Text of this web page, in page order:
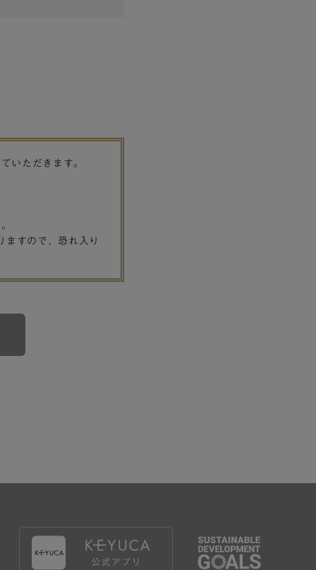
いただきます。
すので、恐れ入り